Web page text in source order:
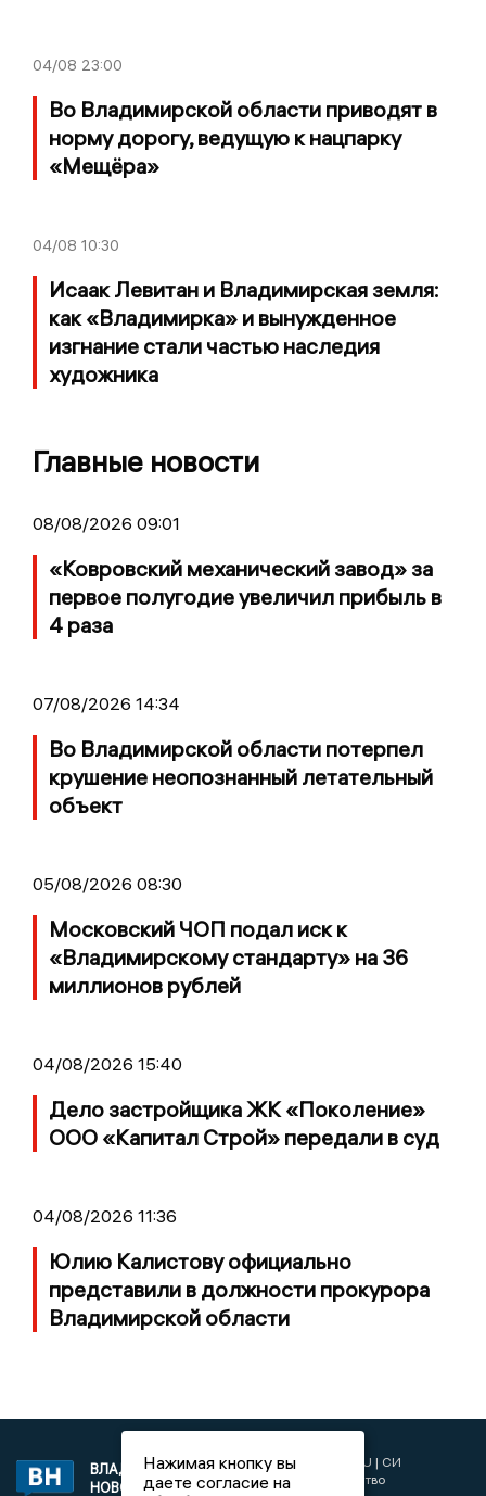
04/08 23:00
Во Владимирской области приводят в
норму дорогу, ведущую к нацпарку
«Мещёра»
04/08 10:30
Исаак Левитан и Владимирская земля:
как «Владимирка» и вынужденное
изгнание стали частью наследия
художника
Главные новости
08/08/2026 09:01
«Ковровский механический завод» за
первое полугодие увеличил прибыль в
4 раза
07/08/2026 14:34
Во Владимирской области потерпел
крушение неопознанный летательный
объект
05/08/2026 08:30
Московский ЧОП подал иск к
«Владимирскому стандарту» на 36
миллионов рублей
04/08/2026 15:40
Дело застройщика ЖК «Поколение»
ООО «Капитал Строй» передали в суд
04/08/2026 11:36
Юлию Калистову официально
представили в должности прокурора
Владимирской области
ВЛАДИМИРСКИЕ
НОВОСТИ
2017 © NEWSVLADIMIR.RU | СИ
«Информационное агентство
Нажимая кнопку вы
даете согласие на